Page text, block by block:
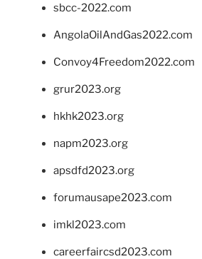
sbcc-2022.com
AngolaOilAndGas2022.com
Convoy4Freedom2022.com
grur2023.org
hkhk2023.org
napm2023.org
apsdfd2023.org
forumausape2023.com
imkl2023.com
careerfaircsd2023.com